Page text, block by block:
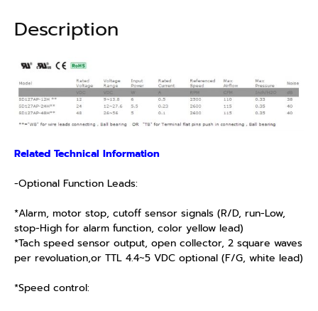
Description
Related Technical Information
-Optional Function Leads:
*Alarm, motor stop, cutoff sensor signals (R/D, run-Low,
stop-High for alarm function, color yellow lead)
*Tach speed sensor output, open collector, 2 square waves
per revoluation,or TTL 4.4~5 VDC optional (F/G, white lead)
*Speed control: